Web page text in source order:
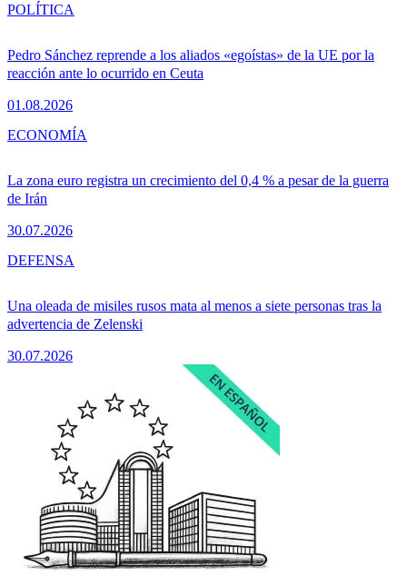
Pedro Sánchez reprende a los aliados «egoístas» de la UE por la
reacción ante lo ocurrido en Ceuta
01.08.2026
POLÍTICA
La zona euro registra un crecimiento del 0,4 % a pesar de la guerra
de Irán
30.07.2026
ECONOMÍA
Una oleada de misiles rusos mata al menos a siete personas tras la
advertencia de Zelenski
30.07.2026
DEFENSA